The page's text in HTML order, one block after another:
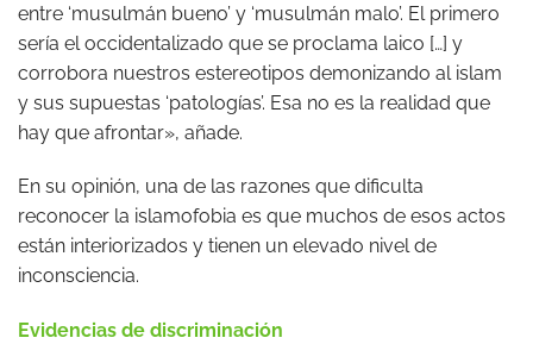
entre ‘musulmán bueno’ y ‘musulmán malo’. El primero
sería el occidentalizado que se proclama laico […] y
corrobora nuestros estereotipos demonizando al islam
y sus supuestas ‘patologías’. Esa no es la realidad que
hay que afrontar», añade.
En su opinión, una de las razones que dificulta
reconocer la islamofobia es que muchos de esos actos
están interiorizados y tienen un elevado nivel de
inconsciencia.
Evidencias de discriminación